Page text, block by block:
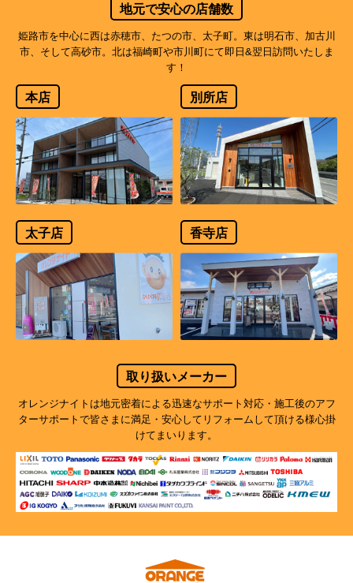
地元で安心の店舗数
姫路市を中心に西は赤穂市、たつの市、太子町。東は明石市、加古川
市、そして高砂市。北は福崎町や市川町にて即日&翌日訪問いたしま
す！
本店 別所店
太子店 香寺店
取り扱いメーカー
オレンジナイトは地元密着による迅速なサポート対応・施工後のアフ
ターサポートで皆さまに満足・安心してリフォームして頂ける様心掛
けてまいります。